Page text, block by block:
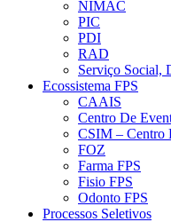
NIMAC
PIC
PDI
RAD
Serviço Social,
Ecossistema FPS
CAAIS
Centro De
CSIM – Centro
FOZ
Farma FPS
Fisio FPS
Odonto FPS
Processos Seletivos